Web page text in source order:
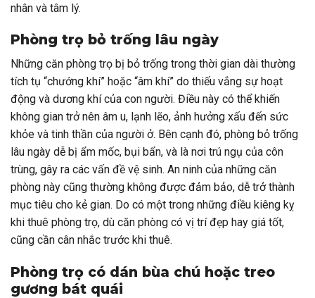
nhân và tâm lý.
Phòng trọ bỏ trống lâu ngày
Những căn phòng trọ bị bỏ trống trong thời gian dài thường
tích tụ “chướng khí” hoặc “âm khí” do thiếu vắng sự hoạt
động và dương khí của con người. Điều này có thể khiến
không gian trở nên âm u, lạnh lẽo, ảnh hưởng xấu đến sức
khỏe và tinh thần của người ở. Bên cạnh đó, phòng bỏ trống
lâu ngày dễ bị ẩm mốc, bụi bẩn, và là nơi trú ngụ của côn
trùng, gây ra các vấn đề vệ sinh. An ninh của những căn
phòng này cũng thường không được đảm bảo, dễ trở thành
mục tiêu cho kẻ gian. Do có một trong những điều kiêng kỵ
khi thuê phòng trọ, dù căn phòng có vị trí đẹp hay giá tốt,
cũng cần cân nhắc trước khi thuê.
Phòng trọ có dán bùa chú hoặc treo
gương bát quái